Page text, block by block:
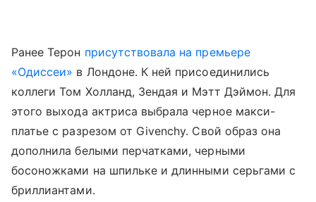
Ранее Терон присутствовала на премьере
«Одиссеи» в Лондоне. К ней присоединились
коллеги Том Холланд, Зендая и Мэтт Дэймон. Для
этого выхода актриса выбрала черное макси-
платье с разрезом от Givenchy. Свой образ она
дополнила белыми перчатками, черными
босоножками на шпильке и длинными серьгами с
бриллиантами.